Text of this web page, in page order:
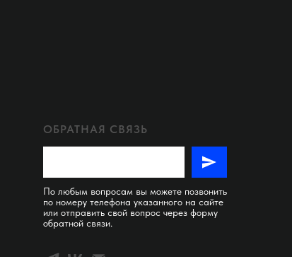
ОБРАТНАЯ СВЯЗЬ
По любым вопросам вы можете позвонить
по номеру телефона указанного на сайте
или отправить свой вопрос через форму
обратной связи.